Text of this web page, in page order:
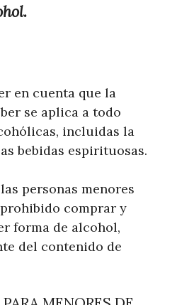
en cuenta que la
se aplica a todo
incluidas la
bebidas espirituosas.
personas menores
comprar y
forma de alcohol,
del contenido de